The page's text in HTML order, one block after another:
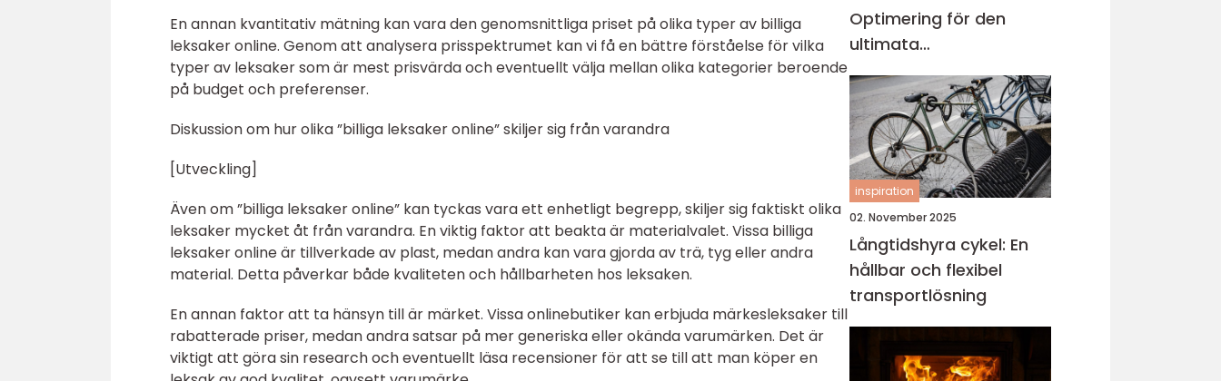
En annan kvantitativ mätning kan vara den genomsnittliga priset på olika typer av billiga
leksaker online. Genom att analysera prisspektrumet kan vi få en bättre förståelse för vilka
typer av leksaker som är mest prisvärda och eventuellt välja mellan olika kategorier beroende
på budget och preferenser.
Diskussion om hur olika ”billiga leksaker online” skiljer sig från varandra
[Utveckling]
Även om ”billiga leksaker online” kan tyckas vara ett enhetligt begrepp, skiljer sig faktiskt olika
leksaker mycket åt från varandra. En viktig faktor att beakta är materialvalet. Vissa billiga
leksaker online är tillverkade av plast, medan andra kan vara gjorda av trä, tyg eller andra
material. Detta påverkar både kvaliteten och hållbarheten hos leksaken.
En annan faktor att ta hänsyn till är märket. Vissa onlinebutiker kan erbjuda märkesleksaker till
rabatterade priser, medan andra satsar på mer generiska eller okända varumärken. Det är
viktigt att göra sin research och eventuellt läsa recensioner för att se till att man köper en
Optimering för den
ultimata
jaktupplevelsen
inspiration
02. November 2025
Långtidshyra cykel: En
hållbar och flexibel
transportlösning